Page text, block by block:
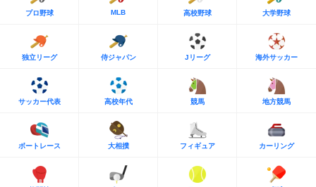
プロ野球 MLB 高校野球 大学野球
独立リーグ 侍ジャパン Jリーグ 海外サッカー
サッカー代表 高校年代 競馬 地方競馬
ボートレース 大相撲 フィギュア カーリング